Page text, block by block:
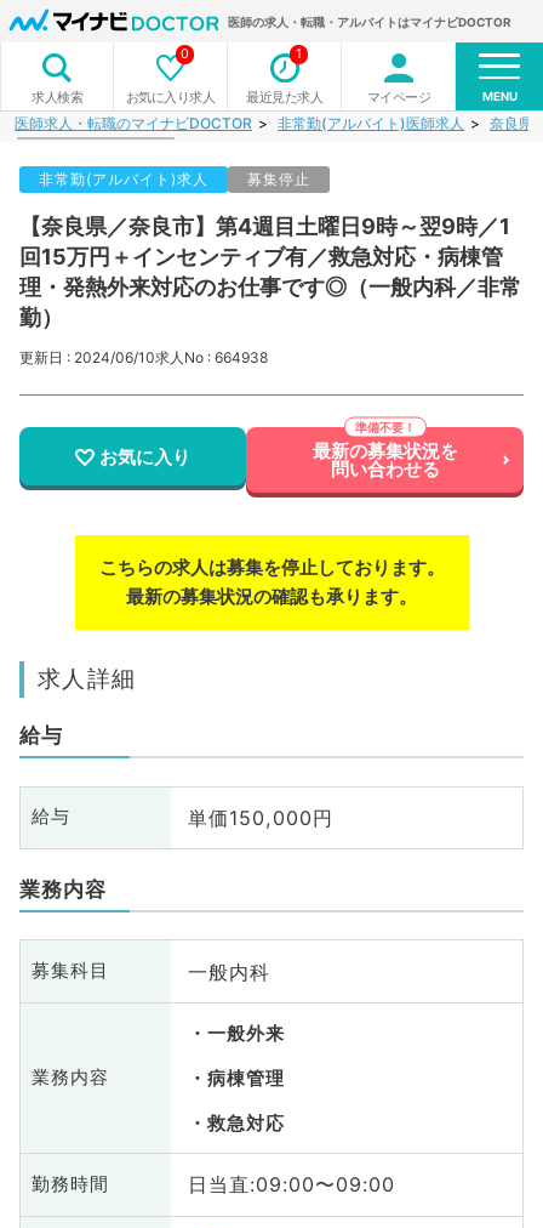
医師の求人・転職・アルバイトはマイナビDOCTOR
求人検索 お気に入り求人
0
最近見た求人
1
マイページ MENU
医師求人・転職のマイナビDOCTOR 非常勤(アルバイト)医師求人 奈良県
非常勤(アルバイト)求人 募集停止
【奈良県／奈良市】第4週目土曜日9時～翌9時／1
回15万円＋インセンティブ有／救急対応・病棟管
理・発熱外来対応のお仕事です◎（一般内科／非常
勤）
更新日 : 2024/06/10求人No : 664938
お気に入り 最新の募集状況を
問い合わせる
こちらの求人は募集を停止しております。
最新の募集状況の確認も承ります。
求人詳細
給与
給与 単価150,000円
業務内容
募集科目 一般内科
業務内容
一般外来
病棟管理
救急対応
勤務時間 日当直:09:00〜09:00